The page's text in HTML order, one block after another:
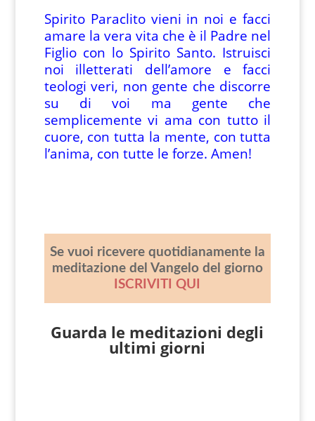
Spirito Paraclito vieni in noi e facci
amare la vera vita che è il Padre nel
Figlio con lo Spirito Santo. Istruisci
noi illetterati dell’amore e facci
teologi veri, non gente che discorre
su di voi ma gente che
semplicemente vi ama con tutto il
cuore, con tutta la mente, con tutta
l’anima, con tutte le forze. Amen!
Se vuoi ricevere quotidianamente la
meditazione del Vangelo del giorno
ISCRIVITI QUI
Guarda le meditazioni degli
ultimi giorni